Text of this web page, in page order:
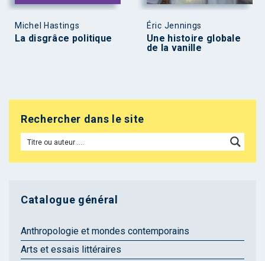
Michel Hastings
La disgrâce politique
Éric Jennings
Une histoire globale
de la vanille
Rechercher dans le site
Catalogue général
Anthropologie et mondes contemporains
Arts et essais littéraires